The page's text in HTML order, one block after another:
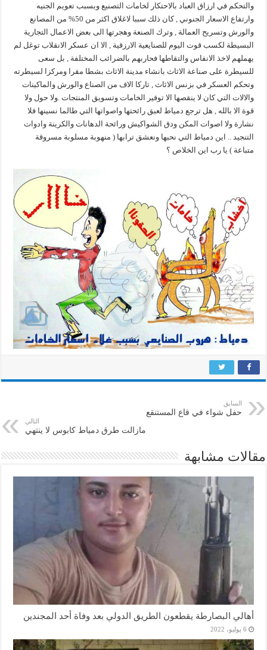
والتحكم في ارزاق العباد بالاحتكار لخامات التصنيع وبسبب تعويم الجنيه
وارتفاع الاسعار الجنوني , كان ذلك سببا لاغلاق اكثر من 50% من المصانع
والورش وتسريح العمالة , وترك الصنعة وهجرتها الى بعض الاعمال التجارية
البسيطة لكسب قوت اليوم للصنايعية الارزقية , الا ان عسكر الانقلاب توغل لم
يهملهم لاخذ الانفاس والتقاطها فحاربهم بالضرائب المختلفة , بل سعى
للسيطرة على صناعة الاثاث بانشاء مدينة الاثاث بشطا مقرا ومركزا لسيطرته
وتحكم العسكر في بزنس الاثاث , تاركا الاف من الصناع والورش والماكينات
والالات التي كان لا ينقصها الا توفير الخامات وتسويق المنتجات .ولا حول ولا
قوة الا بالله , هل ترجع دمياط لعبق رائحتها واصواتها التي طالما نسينها فلا
نشارة ولا اصوات المكن ودق الشواكيش ورائحة الدهانات والكرينة وادوات
التنجيد .. اين دمياط التي نحبها ونعشق ترابها ( منهوبة مسلوبة مسروقة
متباعة ) يا رب اين الخلاص ؟
السابق
حفل شواء في قاع المستنقع
التالي
مازالت طرق دمياط كابوس لا ينتهي
مقالات مشابهة
أهالي البصارطة يقطعون الطريق الدولي بعد وفاة أحد المجندين
6 يوليو، 2022